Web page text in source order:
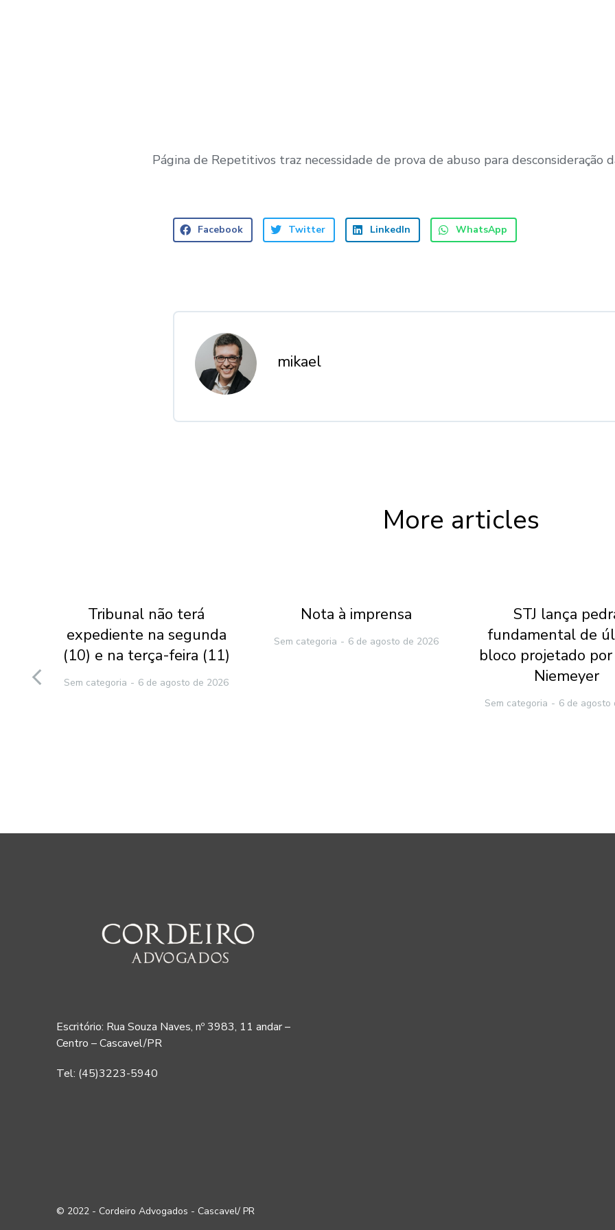
Página de Repetitivos traz necessidade de prova de abuso para desconsideração
Facebook Twitter LinkedIn WhatsApp
mikael
More articles
Tribunal não terá
expediente na segunda
(10) e na terça-feira (11)
Sem categoria 6 de agosto de 2026
Nota à imprensa
Sem categoria 6 de agosto de 2026
STJ lança
fundamental de
bloco projetado por
Niemeyer
Sem categoria 6 de agosto
Escritório: Rua Souza Naves, nº 3983, 11 andar –
Centro – Cascavel/PR
Tel: (45)3223-5940
© 2022 - Cordeiro Advogados - Cascavel/ PR